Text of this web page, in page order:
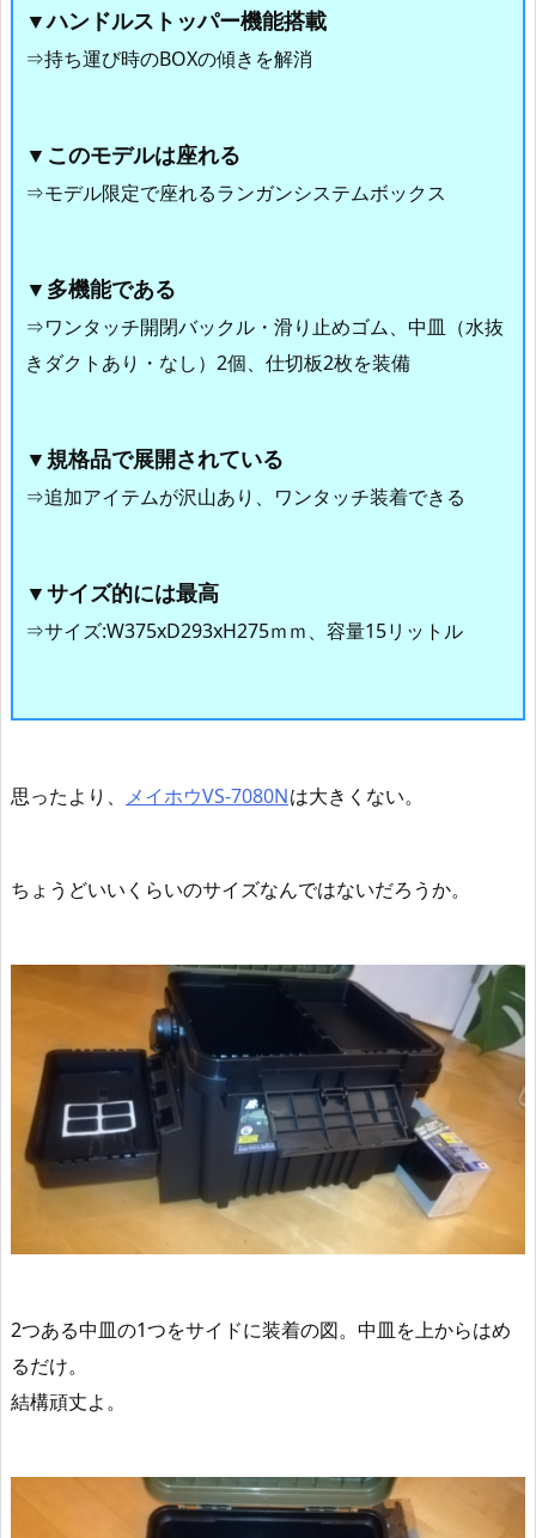
▼ハンドルストッパー機能搭載
⇒持ち運び時のBOXの傾きを解消
▼このモデルは座れる
⇒モデル限定で座れるランガンシステムボックス
▼多機能である
⇒ワンタッチ開閉バックル・滑り止めゴム、中皿（水抜
きダクトあり・なし）2個、仕切板2枚を装備
▼規格品で展開されている
⇒追加アイテムが沢山あり、ワンタッチ装着できる
▼サイズ的には最高
⇒サイズ:W375xD293xH275ｍｍ、容量15リットル
思ったより、 メイホウVS-7080Nは大きくない。
ちょうどいいくらいのサイズなんではないだろうか。
2つある中皿の1つをサイドに装着の図。中皿を上からはめ
るだけ。
結構頑丈よ。